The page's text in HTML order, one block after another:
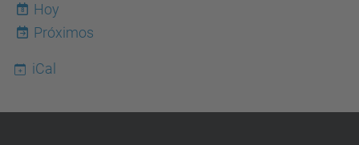
8
Hoy
Próximos
iCal